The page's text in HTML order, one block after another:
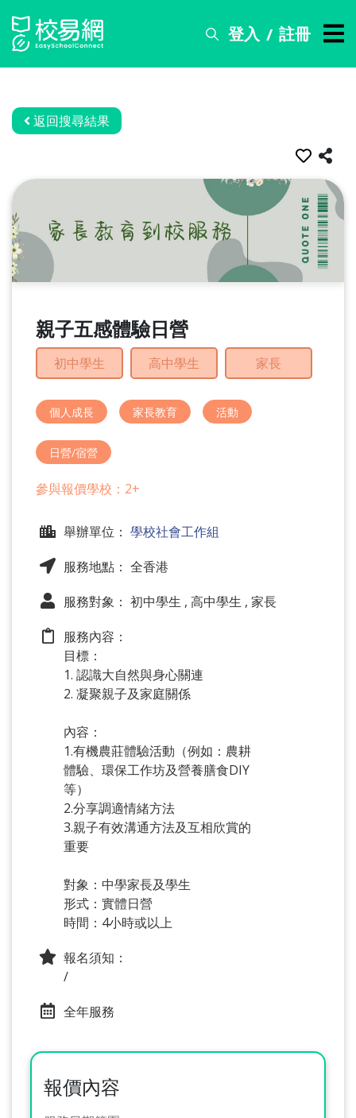
登入 / 註冊
搜
務
資
訊
關
於
我
返回搜尋結果
親子五感體驗日營
初中學生 高中學生 家長
個人成長 家長教育 活動
日營/宿營
參與報價學校：2+
舉辦單位： 學校社會工作組
服務地點： 全香港
服務對象： 初中學生 , 高中學生 , 家長
服務內容：
目標：
1. 認識大自然與身心關連
2. 凝聚親子及家庭關係
內容：
1.有機農莊體驗活動（例如：農耕
體驗、環保工作坊及營養膳食DIY
等）
2.分享調適情緒方法
3.親子有效溝通方法及互相欣賞的
重要
對象：中學家長及學生
形式：實體日營
時間：4小時或以上
報名須知：
/
全年服務
報價內容